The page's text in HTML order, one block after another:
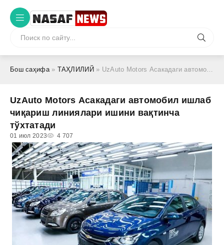
Бош саҳифа» ТАҲЛИЛИЙ » UzAuto Motors Асакадаги автомобил ишлаб чиқариш линиялари ишини вақтинча тўхтатади
UzAuto Motors Асакадаги автомобил ишлаб
чиқариш линиялари ишини вақтинча
тўхтатади
01 июл 2023 4 707